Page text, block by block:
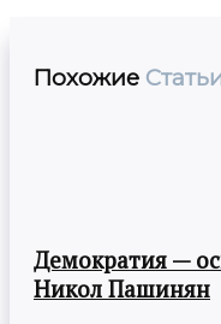
Похожие
Демократия —
Никол Пашинян